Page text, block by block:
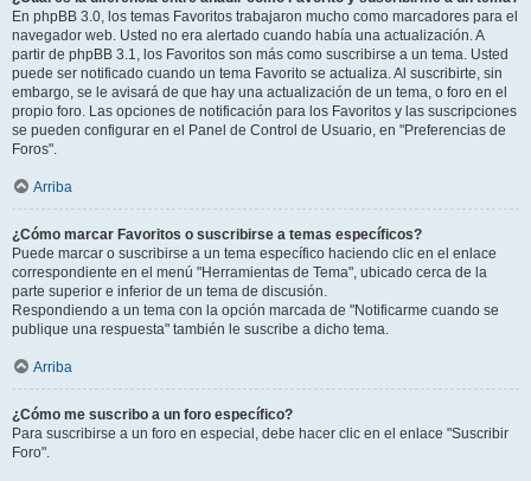
En phpBB 3.0, los temas Favoritos trabajaron mucho como marcadores para el
navegador web. Usted no era alertado cuando había una actualización. A
partir de phpBB 3.1, los Favoritos son más como suscribirse a un tema. Usted
puede ser notificado cuando un tema Favorito se actualiza. Al suscribirte, sin
embargo, se le avisará de que hay una actualización de un tema, o foro en el
propio foro. Las opciones de notificación para los Favoritos y las suscripciones
se pueden configurar en el Panel de Control de Usuario, en "Preferencias de
Foros".
Arriba
¿Cómo marcar Favoritos o suscribirse a temas específicos?
Puede marcar o suscribirse a un tema específico haciendo clic en el enlace
correspondiente en el menú "Herramientas de Tema", ubicado cerca de la
parte superior e inferior de un tema de discusión.
Respondiendo a un tema con la opción marcada de "Notificarme cuando se
publique una respuesta" también le suscribe a dicho tema.
Arriba
¿Cómo me suscribo a un foro específico?
Para suscribirse a un foro en especial, debe hacer clic en el enlace "Suscribir
Foro".